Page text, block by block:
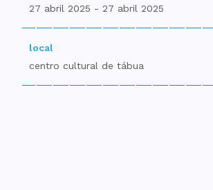
27 abril 2025 - 27 abril 2025
local
centro cultural de tábua